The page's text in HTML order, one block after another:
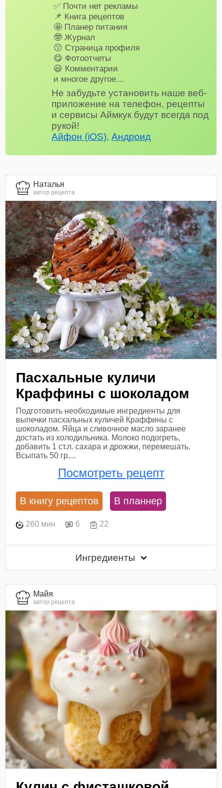
✅ Почти нет рекламы
📌 Книга рецептов
🤩 Планер питания
🤓 Журнал
😗 Страница профиля
😋 Фотоотчеты
😃 Комментарии
и многое другое…
Не забудьте установить наше веб-
приложение на телефон, рецепты
и сервисы Аймкук будут всегда под
рукой!
Айфон (iOS),Андроид
Наталья
автор рецепта
Пасхальные куличи
Краффины с шоколадом
Подготовить необходимые ингредиенты для
выпечки пасхальных куличей Краффины с
шоколадом. Яйца и сливочное масло заранее
достать из холодильника. Молоко подогреть,
добавить 1 ст.л. сахара и дрожжи, перемешать.
Всыпать 50 гр....
Посмотреть рецепт
В книгу рецептов В планнер
260 мин 6 22
Ингредиенты
Майя
автор рецепта